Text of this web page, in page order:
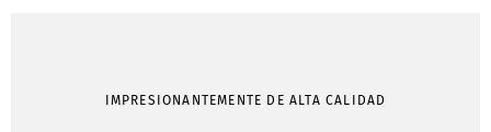
IMPRESIONANTEMENTE DE ALTA CALIDAD